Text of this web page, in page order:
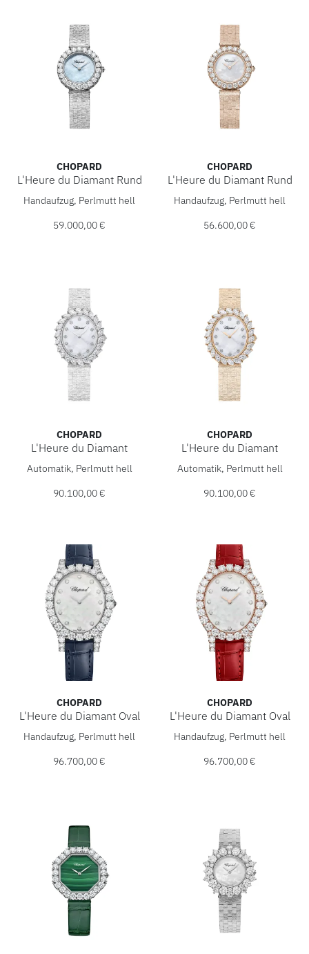
CHOPARD
L'Heure du Diamant Rund
Chopard L'Heure du Diamant Rund, Ref: 10A178-1314,
Handaufzug, Perlmutt hell
59.000,00 €
CHOPARD
L'Heure du Diamant Rund
Chopard L'Heure du
Handaufzug, Perlmutt hell
56.600,00 €
CHOPARD
L'Heure du Diamant
Chopard L'Heure du Diamant, Ref: 10A326-1106, Preis:
Automatik, Perlmutt hell
90.100,00 €
CHOPARD
L'Heure du Diamant
Chopard L'Heure du
Automatik, Perlmutt hell
90.100,00 €
CHOPARD
L'Heure du Diamant Oval
Chopard L'Heure du Diamant Oval, Ref: 139383-1223,
Handaufzug, Perlmutt hell
96.700,00 €
CHOPARD
L'Heure du Diamant Oval
Chopard L'Heure du
Handaufzug, Perlmutt hell
96.700,00 €